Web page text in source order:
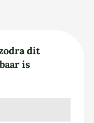
dit
is